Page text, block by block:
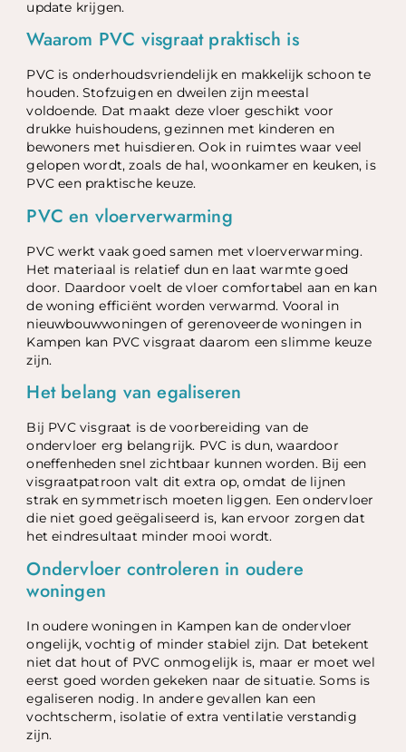
update krijgen.
Waarom PVC visgraat praktisch is
PVC is onderhoudsvriendelijk en makkelijk schoon te
houden. Stofzuigen en dweilen zijn meestal
voldoende. Dat maakt deze vloer geschikt voor
drukke huishoudens, gezinnen met kinderen en
bewoners met huisdieren. Ook in ruimtes waar veel
gelopen wordt, zoals de hal, woonkamer en keuken, is
PVC een praktische keuze.
PVC en vloerverwarming
PVC werkt vaak goed samen met vloerverwarming.
Het materiaal is relatief dun en laat warmte goed
door. Daardoor voelt de vloer comfortabel aan en kan
de woning efficiënt worden verwarmd. Vooral in
nieuwbouwwoningen of gerenoveerde woningen in
Kampen kan PVC visgraat daarom een slimme keuze
zijn.
Het belang van egaliseren
Bij PVC visgraat is de voorbereiding van de
ondervloer erg belangrijk. PVC is dun, waardoor
oneffenheden snel zichtbaar kunnen worden. Bij een
visgraatpatroon valt dit extra op, omdat de lijnen
strak en symmetrisch moeten liggen. Een ondervloer
die niet goed geëgaliseerd is, kan ervoor zorgen dat
het eindresultaat minder mooi wordt.
Ondervloer controleren in oudere
woningen
In oudere woningen in Kampen kan de ondervloer
ongelijk, vochtig of minder stabiel zijn. Dat betekent
niet dat hout of PVC onmogelijk is, maar er moet wel
eerst goed worden gekeken naar de situatie. Soms is
egaliseren nodig. In andere gevallen kan een
vochtscherm, isolatie of extra ventilatie verstandig
zijn.